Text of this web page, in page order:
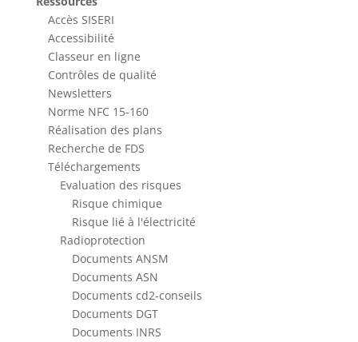
Accès SISERI
Accessibilité
Classeur en ligne
Contrôles de qualité
Newsletters
Norme NFC 15-160
Réalisation des plans
Recherche de FDS
Téléchargements
Evaluation des risques
Risque chimique
Risque lié à l'électricité
Radioprotection
Documents ANSM
Documents ASN
Documents cd2-conseils
Documents DGT
Documents INRS